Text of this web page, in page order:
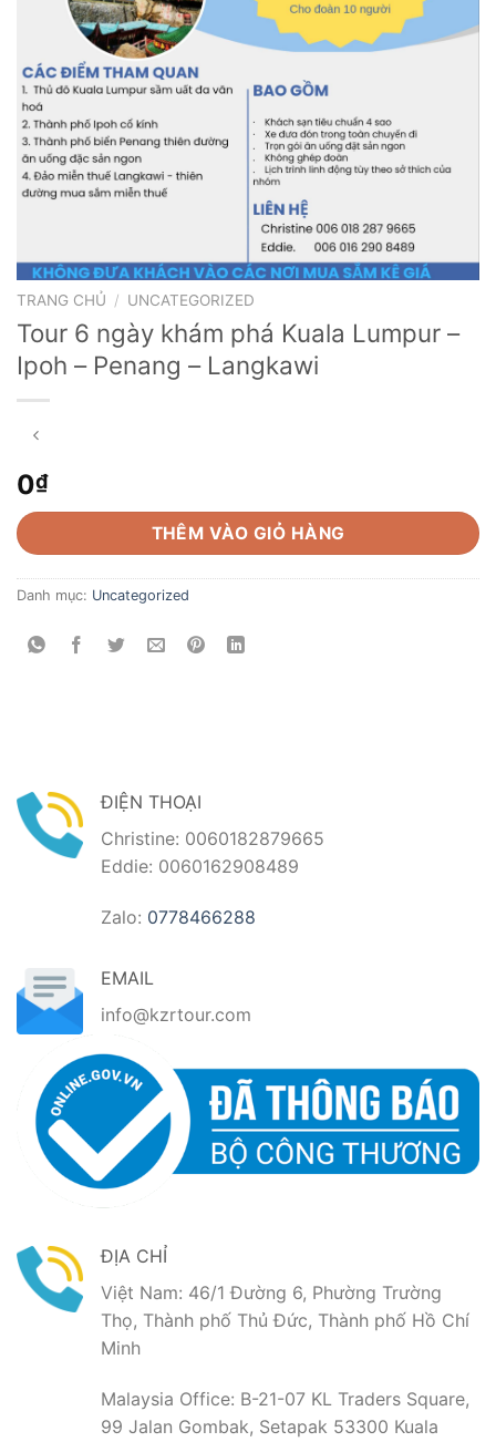
TRANG CHỦ / UNCATEGORIZED
Tour 6 ngày khám phá Kuala Lumpur –
Ipoh – Penang – Langkawi
0₫
THÊM VÀO GIỎ HÀNG
Danh mục: Uncategorized
ĐIỆN THOẠI
Christine: 0060182879665
Eddie: 0060162908489
Zalo: 0778466288
EMAIL
info@kzrtour.com
ĐỊA CHỈ
Việt Nam: 46/1 Đường 6, Phường Trường
Thọ, Thành phố Thủ Đức, Thành phố Hồ Chí
Minh
Malaysia Office: B-21-07 KL Traders Square,
99 Jalan Gombak, Setapak 53300 Kuala